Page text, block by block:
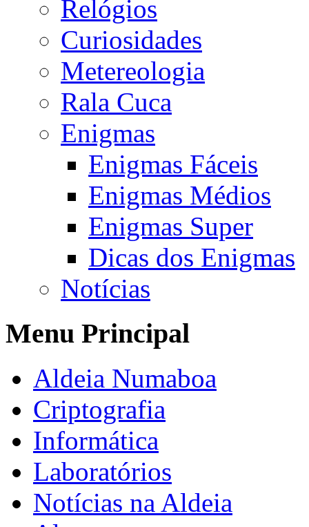
Relógios
Curiosidades
Metereologia
Rala Cuca
Enigmas
Enigmas Fáceis
Enigmas Médios
Enigmas Super
Dicas dos Enigmas
Notícias
Menu Principal
Aldeia Numaboa
Criptografia
Informática
Laboratórios
Notícias na Aldeia